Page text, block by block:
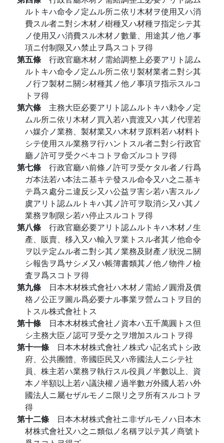
ルトキハ命令ノ定ムル所ニ依リ木材ヲ使用又ハ消
費スル者ニ對シ木材ノ樹種又ハ材種ヲ指定シテ其
ノ使用又ハ消費スル木材ノ數量、用途其ノ他ノ事
項ニ付制限又ハ禁止ヲ爲スコトヲ得
第五條 行政官廳木材ノ需給調整上必要アリト認ム
ルトキハ命令ノ定ムル所ニ依リ製材業者ニ對シ其
ノ行フ製材ニ關シ材種其ノ他ノ事項ヲ指示スルコ
トヲ得
第六條 主務大臣必要アリト認ムルトキハ勅令ノ定
ムル所ニ依リ木材ノ買入若ハ賣渡又ハ其ノ代理若
ハ媒介ノ業務、製材業又ハ木材ヲ原料若ハ材料ト
シテ使用スル業務ヲ行ハントスル者ニ對シ行政官
廳ノ許可ヲ受クベキコトヲ命ズルコトヲ得
第七條 行政官廳ハ前條ノ許可ヲ受ケタル者ノ行爲
ガ本法若ハ本法ニ基キテ發スル命令又ハ之ニ基キ
テ爲ス處分ニ違反シ又ハ公益ヲ害シ若ハ害スルノ
虞アリト認ムルトキハ其ノ許可ヲ取消シ又ハ其ノ
業務ヲ制限シ若ハ停止スルコトヲ得
第八條 行政官廳必要アリト認ムルトキハ木材ノ生
產、販賣、移入又ハ輸入ヲ業トスル者其ノ他命令
ヲ以テ定ムル者ニ對シ其ノ業務及財產ノ狀況ニ關
シ報吿ヲ爲サシメ又ハ帳簿書類其ノ他ノ物件ノ檢
査ヲ爲スコトヲ得
第九條 日本木材株式會社ハ木材ノ需給ノ圓滑及價
格ノ公正ヲ圖ル爲必要ナル事業ヲ營ムコトヲ目的
トスル株式會社トス
第十條 日本木材株式會社ノ資本ハ五千萬圓トス但
シ主務大臣ノ認可ヲ受ケ之ヲ增加スルコトヲ得
第十一條 日本木材株式會社ノ株式ハ記名式トシ政
府、公共團體、帝國臣民又ハ帝國法人ニシテ社
員、株主若ハ業務ヲ執行スル役員ノ半數以上、資
本ノ半額以上若ハ議決權ノ過半數ガ外國人若ハ外
國法人ニ屬セザルモノニ限リ之ヲ所有スルコトヲ
得
第十二條 日本木材株式會社ニ非ザルモノハ日本木
材株式會社又ハ之ニ類似ノ名稱ヲ以テ其ノ商號ト